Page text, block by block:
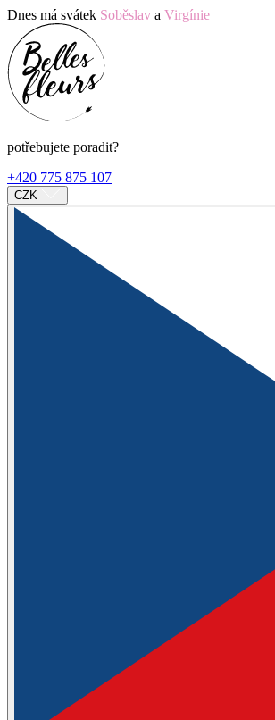
Dnes má svátek Soběslav a Virgínie
potřebujete poradit?
+420 775 875 107
CZK